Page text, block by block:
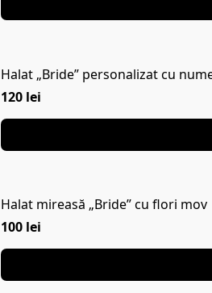
Halat „Bride” personalizat cu
120 lei
Halat mireasă „Bride” cu flori mov
100 lei